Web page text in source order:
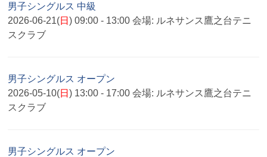
男子シングルス 中級
2026-06-21(日 ) 09:00 - 13:00会場: ルネサンス鷹之台テニ
スクラブ
男子シングルス オープン
2026-05-10(日 ) 13:00 - 17:00会場: ルネサンス鷹之台テニ
スクラブ
男子シングルス オープン